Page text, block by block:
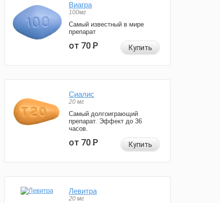
Виагра
100мг
Самый известный в мире
препарат
от 70Р Купить
Сиалис
20 мг
Самый долгоиграющий
препарат. Эффект до 36
часов.
от 70Р Купить
Левитра
20 мг